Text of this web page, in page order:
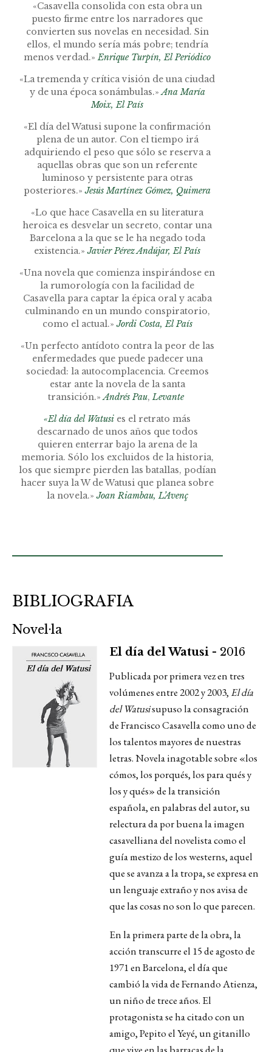
«Casavella consolida con esta obra un
puesto firme entre los narradores que
convierten sus novelas en necesidad. Sin
ellos, el mundo sería más pobre; tendría
menos verdad.»Enrique Turpín, El Periódico
«La tremenda y crítica visión de una ciudad
y de una época sonámbulas.»Ana María
Moix, El País
«El día del Watusi supone la confirmación
plena de un autor. Con el tiempo irá
adquiriendo el peso que sólo se reserva a
aquellas obras que son un referente
luminoso y persistente para otras
posteriores.»Jesús Martínez Gómez, Quimera
«Lo que hace Casavella en su literatura
heroica es desvelar un secreto, contar una
Barcelona a la que se le ha negado toda
existencia.»Javier Pérez Andújar, El País
«Una novela que comienza inspirándose en
la rumorología con la facilidad de
Casavella para captar la épica oral y acaba
culminando en un mundo conspiratorio,
como el actual.»Jordi Costa, El País
«Un perfecto antídoto contra la peor de las
enfermedades que puede padecer una
sociedad: la autocomplacencia. Creemos
estar ante la novela de la santa
transición.»Andrés Pau,Levante
«El día del Watusi es el retrato más
descarnado de unos años que todos
quieren enterrar bajo la arena de la
memoria. Sólo los excluidos de la historia,
los que siempre pierden las batallas, podían
hacer suya la W de Watusi que planea sobre
la novela.»Joan Riambau, L’Avenç
BIBLIOGRAFIA
Novel·la
El día del Watusi - 2016
Publicada por primera vez en tres
volúmenes entre 2002 y 2003, El día
del Watusisupuso la consagración
de Francisco Casavella como uno de
los talentos mayores de nuestras
letras. Novela inagotable sobre «los
cómos, los porqués, los para qués y
los y qués» de la transición
española, en palabras del autor, su
relectura da por buena la imagen
casavelliana del novelista como el
guía mestizo de los westerns, aquel
que se avanza a la tropa, se expresa en
un lenguaje extraño y nos avisa de
que las cosas no son lo que parecen.
En la primera parte de la obra,la
acción transcurre el 15 de agosto de
1971 en Barcelona, el día que
cambió la vida de Fernando Atienza,
un niño de trece años. El
protagonista se ha citado con un
amigo, Pepito el Yeyé, un gitanillo